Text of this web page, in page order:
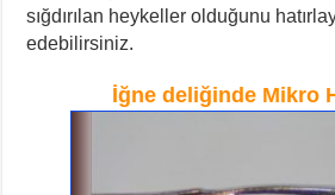
sığdırılan heykeller olduğunu
edebilirsiniz.
İğne deliğinde Mikro